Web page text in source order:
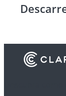
Descubra